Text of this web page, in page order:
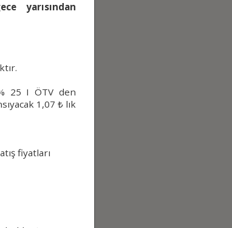
yarısından
25 I ÖTV den
1,07 ₺ lık
fiyatları